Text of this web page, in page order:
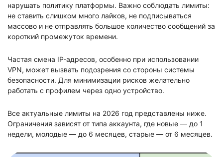
нарушать политику платформы. Важно соблюдать лимиты:
не ставить слишком много лайков, не подписываться
массово и не отправлять большое количество сообщений за
короткий промежуток времени.
Частая смена IP-адресов, особенно при использовании
VPN, может вызвать подозрения со стороны системы
безопасности. Для минимизации рисков желательно
работать с профилем через одно устройство.
Все актуальные лимиты на 2026 год представлены ниже.
Ограничения зависят от типа аккаунта, где новые — до 1
недели, молодые — до 6 месяцев, старые — от 6 месяцев.